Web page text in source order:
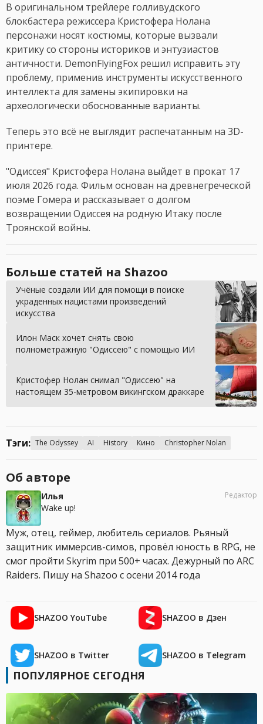
В оригинальном трейлере голливудского
блокбастера режиссера Кристофера Нолана
персонажи носят костюмы, которые вызвали
критику со стороны историков и энтузиастов
античности. DemonFlyingFox решил исправить эту
проблему, применив инструменты искусственного
интеллекта для замены экипировки на
археологически обоснованные варианты.
Теперь это всё не выглядит распечатанным на 3D-
принтере.
"Одиссея" Кристофера Нолана выйдет в прокат 17
июля 2026 года. Фильм основан на древнегреческой
поэме Гомера и рассказывает о долгом
возвращении Одиссея на родную Итаку после
Троянской войны.
Больше статей на Shazoo
Учёные создали ИИ для помощи в поиске
украденных нацистами произведений
искусства
Илон Маск хочет снять свою
полнометражную "Одиссею" с помощью ИИ
Кристофер Нолан снимал "Одиссею" на
настоящем 35-метровом викингском драккаре
Тэги: The Odyssey AI History Кино Christopher Nolan
Об авторе
Илья
Wake up!
Редактор
Муж, отец, геймер, любитель сериалов. Рьяный
защитник иммерсив-симов, провёл юность в RPG, не
смог пройти Skyrim при 500+ часах. Дежурный по ARC
Raiders. Пишу на Shazoo с осени 2014 года
SHAZOO YouTube SHAZOO в Дзен
SHAZOO в Twitter SHAZOO в Telegram
ПОПУЛЯРНОЕ СЕГОДНЯ